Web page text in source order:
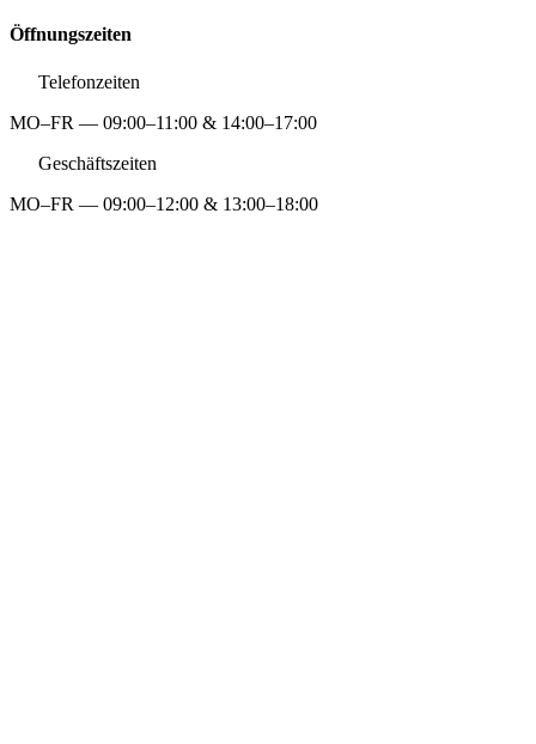
Öffnungszeiten
Telefonzeiten
MO–FR — 09:00–11:00 & 14:00–17:00
Geschäftszeiten
MO–FR — 09:00–12:00 & 13:00–18:00